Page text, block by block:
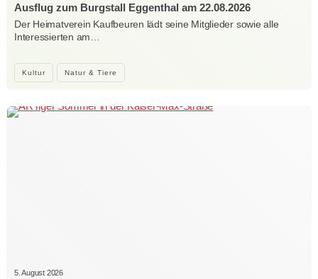
Kultur Natur & Tiere
Ausflug zum Burgstall Eggenthal am 22.08.2026
Der Heimatverein Kaufbeuren lädt seine Mitglieder sowie alle
Interessierten am…
5. August 2026